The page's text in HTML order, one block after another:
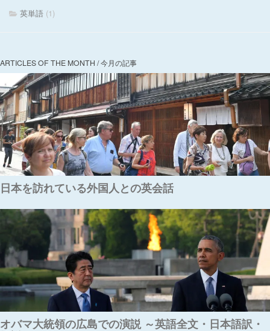
英単語 (1)
ARTICLES OF THE MONTH / 今月の記事
日本を訪れている外国人との英会話
オバマ大統領の広島での演説 ～英語全文・日本語訳・